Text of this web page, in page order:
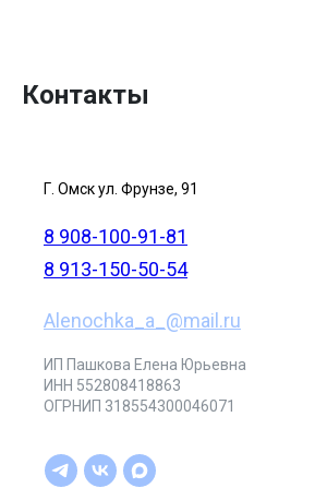
Контакты
Г. Омск ул. Фрунзе, 91
8 908-100-91-81
8 913-150-50-54
Alenochka_a_@mail.ru
ИП Пашкова Елена Юрьевна
ИНН 552808418863
ОГРНИП 318554300046071